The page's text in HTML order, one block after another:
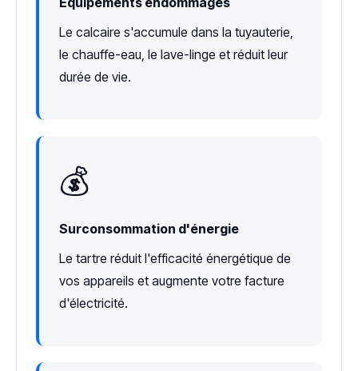
Le calcaire s'accumule dans la tuyauterie,
le chauffe-eau, le lave-linge et réduit leur
durée de vie.
💰
Surconsommation d'énergie
Le tartre réduit l'efficacité énergétique de
vos appareils et augmente votre facture
d'électricité.